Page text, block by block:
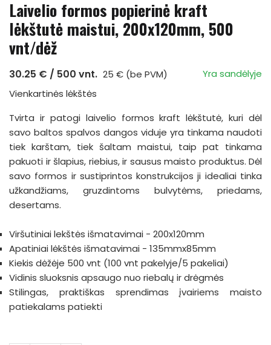
Laivelio formos popierinė kraft
lėkštutė maistui, 200x120mm, 500
vnt/dėž
30.25 € / 500 vnt. 25 € (be PVM)
Yra sandėlyje
Vienkartinės lėkštės
Tvirta ir patogi laivelio formos kraft lėkštutė, kuri dėl
savo baltos spalvos dangos viduje yra tinkama naudoti
tiek karštam, tiek šaltam maistui, taip pat tinkama
pakuoti ir šlapius, riebius, ir sausus maisto produktus. Dėl
savo formos ir sustiprintos konstrukcijos ji idealiai tinka
užkandžiams, gruzdintoms bulvytėms, priedams,
desertams.
Viršutiniai lekštės išmatavimai - 200x120mm
Apatiniai lėkštės išmatavimai - 135mmx85mm
Kiekis dėžėje 500 vnt (100 vnt pakelyje/5 pakeliai)
Vidinis sluoksnis apsaugo nuo riebalų ir drėgmės
Stilingas, praktiškas sprendimas įvairiems maisto
patiekalams patiekti